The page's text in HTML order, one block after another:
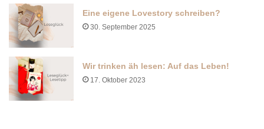
Eine eigene Lovestory schreiben?
30. September 2025
Wir trinken äh lesen: Auf das Leben!
17. Oktober 2023